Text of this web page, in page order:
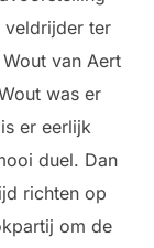
veldrijder ter
van Aert
was er
er eerlijk
duel. Dan
richten op
om de